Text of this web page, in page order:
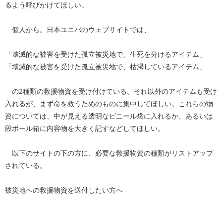
るよう呼びかけてほしい。
個人から。日本ユニバのウェブサイトでは、
「壊滅的な被害を受けた孤立被災地で、生死を分けるアイテム」
「壊滅的な被害を受けた孤立被災地で、枯渇しているアイテム」
の2種類の救援物資を受け付けている。それ以外のアイテムも受け
入れるが、まず命を救うためのものに集中してほしい。これらの物
資については、中が見える透明なビニール袋に入れるか、あるいは
段ボール箱に内容物を大きく記すなどしてほしい。
以下のサイトの下の方に、必要な救援物資の種類がリストアップ
されている。
被災地への救援物資を送付したい方へ